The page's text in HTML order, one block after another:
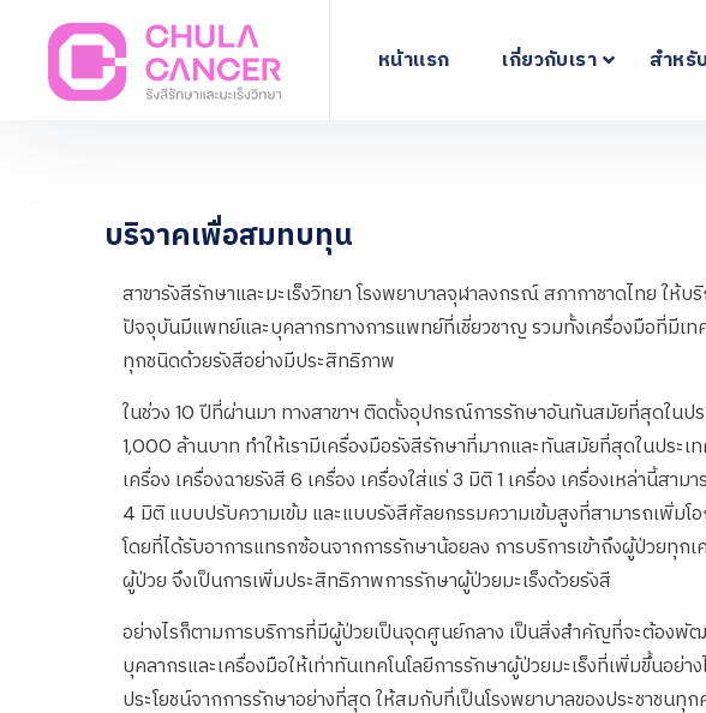
หน้าแรก เกี่ยวกับเรา สำหรั
บริจาคเพื่อสมทบทุน
สาขารังสีรักษาและมะเร็งวิทยา โรงพยาบาลจุฬาลงกรณ์ สภากาชาดไทย ให้
ปัจจุบันมีแพทย์และบุคลากรทางการแพทย์ที่เชี่ยวชาญ รวมทั้งเครื่องมือที่มีเท
ทุกชนิดด้วยรังสีอย่างมีประสิทธิภาพ
ในช่วง 10 ปีที่ผ่านมา ทางสาขาฯ ติดตั้งอุปกรณ์การรักษาอันทันสมัยที่สุดในป
1,000 ล้านบาท ทำให้เรามีเครื่องมือรังสีรักษาที่มากและทันสมัยที่สุดในประเ
เครื่อง เครื่องฉายรังสี 6 เครื่อง เครื่องใส่แร่ 3 มิติ 1 เครื่อง เครื่องเหล่านี้ส
4 มิติ แบบปรับความเข้ม และแบบรังสีศัลยกรรมความเข้มสูงที่สามารถเพิ่มโ
โดยที่ได้รับอาการแทรกซ้อนจากการรักษาน้อยลง การบริการเข้าถึงผู้ป่วยทุก
ผู้ป่วย จึงเป็นการเพิ่มประสิทธิภาพการรักษาผู้ป่วยมะเร็งด้วยรังสี
อย่างไรก็ตามการบริการที่มีผู้ป่วยเป็นจุดศูนย์กลาง เป็นสิ่งสำคัญที่จะต้อง
บุคลากรและเครื่องมือให้เท่าทันเทคโนโลยีการรักษาผู้ป่วยมะเร็งที่เพิ่มขึ้นอย่
ประโยชน์จากการรักษาอย่างที่สุด ให้สมกับที่เป็นโรงพยาบาลของประชาชนทุ